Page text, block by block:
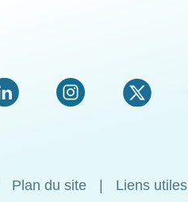
Plan du site Liens utiles